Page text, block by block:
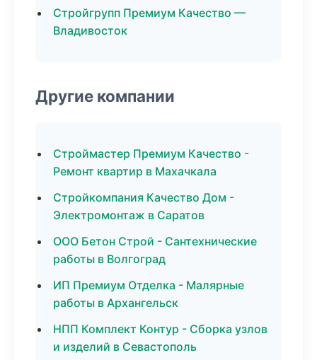
Стройгрупп Премиум Качество —
Владивосток
Другие компании
Строймастер Премиум Качество -
Ремонт квартир в Махачкала
Стройкомпания Качество Дом -
Электромонтаж в Саратов
ООО Бетон Строй - Сантехнические
работы в Волгоград
ИП Премиум Отделка - Малярные
работы в Архангельск
НПП Комплект Контур - Сборка узлов
и изделий в Севастополь